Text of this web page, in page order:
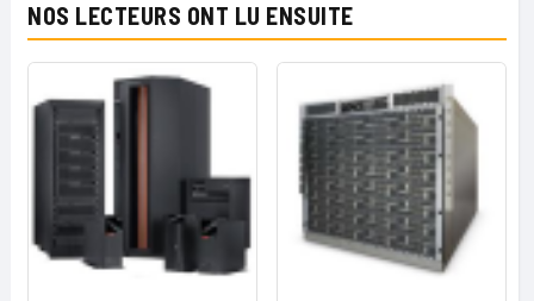
NOS LECTEURS ONT LU ENSUITE